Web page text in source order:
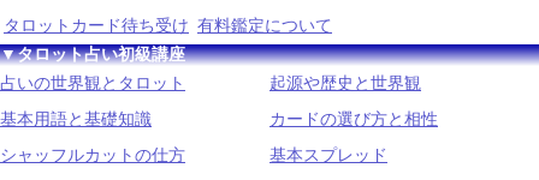
タロットカード待ち受け 有料鑑定について
▼タロット占い初級講座
占いの世界観とタロット
起源や歴史と世界観
基本用語と基礎知識
カードの選び方と相性
シャッフルカットの仕方
基本スプレッド